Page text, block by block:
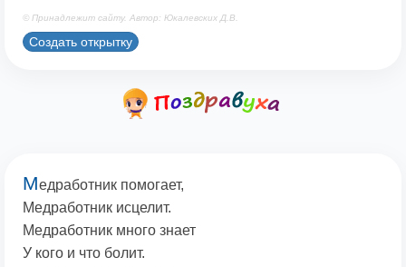
© Принадлежит сайту. Автор: Юкалевских Д.В.
Создать открытку
Медработник помогает,
Медработник исцелит.
Медработник много знает
У кого и что болит.